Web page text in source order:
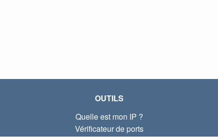
OUTILS
Quelle est mon IP ?
Vérificateur de ports